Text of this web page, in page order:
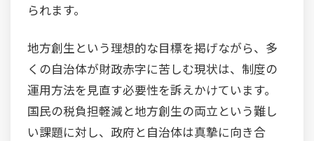
られます。
地方創生という理想的な目標を掲げながら、多
くの自治体が財政赤字に苦しむ現状は、制度の
運用方法を見直す必要性を訴えかけています。
国民の税負担軽減と地方創生の両立という難し
い課題に対し、政府と自治体は真摯に向き合